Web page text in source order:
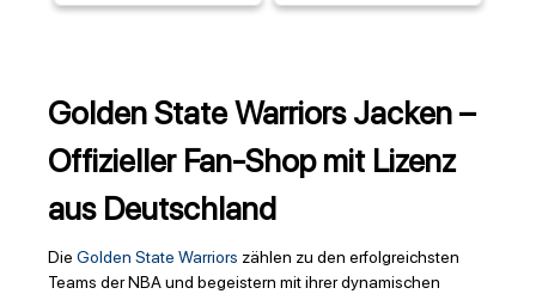
Golden State Warriors Jacken –
Offizieller Fan-Shop mit Lizenz
aus Deutschland
Die Golden State Warriors zählen zu den erfolgreichsten
Teams der NBA und begeistern mit ihrer dynamischen